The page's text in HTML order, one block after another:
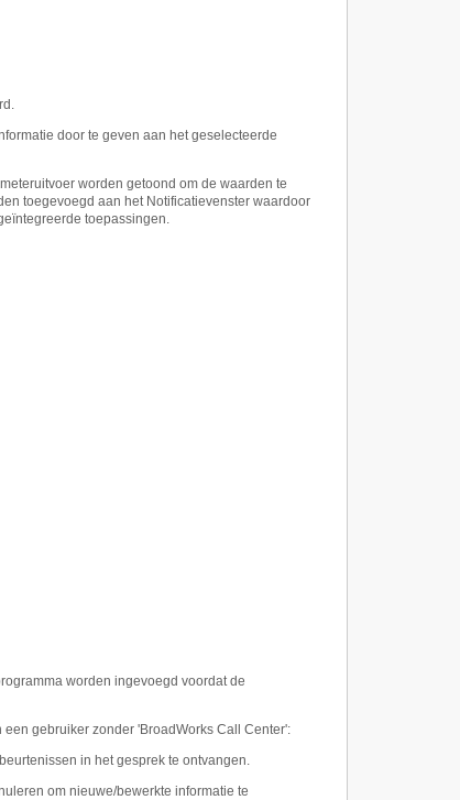
door te geven aan het geselecteerde
worden getoond om de waarden te
toegevoegd aan het Notificatievenster waardoor
toepassingen.
worden ingevoegd voordat de
gebruiker zonder 'BroadWorks Call Center':
in het gesprek te ontvangen.
om nieuwe/bewerkte informatie te